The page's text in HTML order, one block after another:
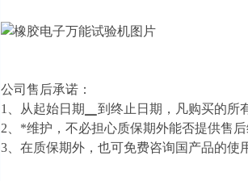
公司售后承诺：
1、从起始日期▁到终止日期，凡购买的所
2、*维护，不必担心质保期外能否提供售
3、在质保期外，也可免费咨询国产品的使